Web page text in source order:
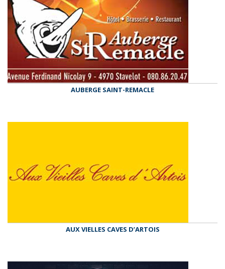
AUBERGE SAINT-REMACLE
AUX VIELLES CAVES D’ARTOIS